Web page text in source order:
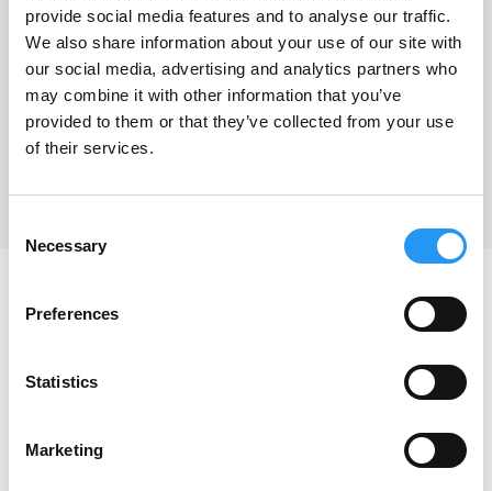
provide social media features and to analyse our traffic.
We also share information about your use of our site with
our social media, advertising and analytics partners who
may combine it with other information that you’ve
provided to them or that they’ve collected from your use
of their services.
Selection
Necessary
Preferences
Statistics
Marketing
Von der Entwicklung bis